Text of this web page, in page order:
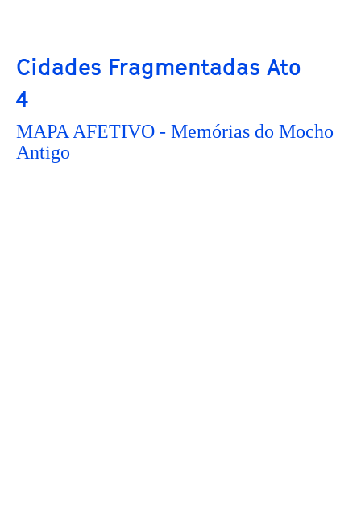
Cidades Fragmentadas Ato
4
MAPA AFETIVO - Memórias do Mocho
Antigo